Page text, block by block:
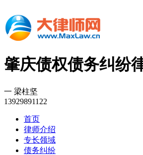
肇庆债权债务纠纷
一 梁柱坚
13929891122
首页
律师介绍
专长领域
债务纠纷